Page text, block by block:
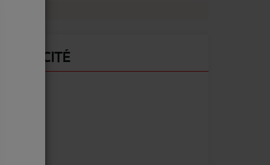
PUBLICITÉ